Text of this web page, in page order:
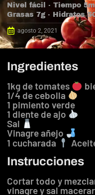
Nivel fácil · Tiempo
Grasas 7g · Hidratos
agosto 2, 2021
Ingredientes
1kg de tomates
1/4 de cebolla
1 pimiento verde
1 diente de ajo
Sal
Vinagre añejo
1 cucharada
Instrucciones
Cortar todo y
vinagre y sal